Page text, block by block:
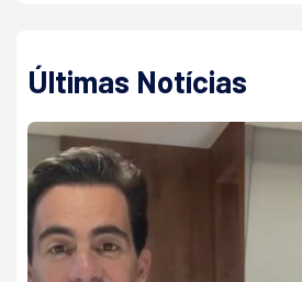
Últimas Notícias